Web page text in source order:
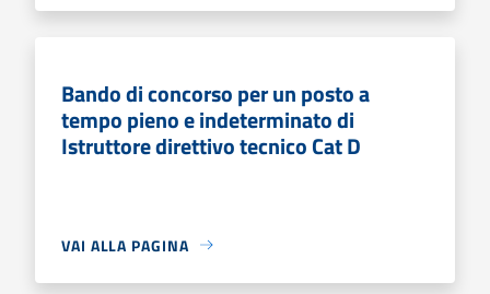
Bando di concorso per un posto a
tempo pieno e indeterminato di
Istruttore direttivo tecnico Cat D
VAI ALLA PAGINA